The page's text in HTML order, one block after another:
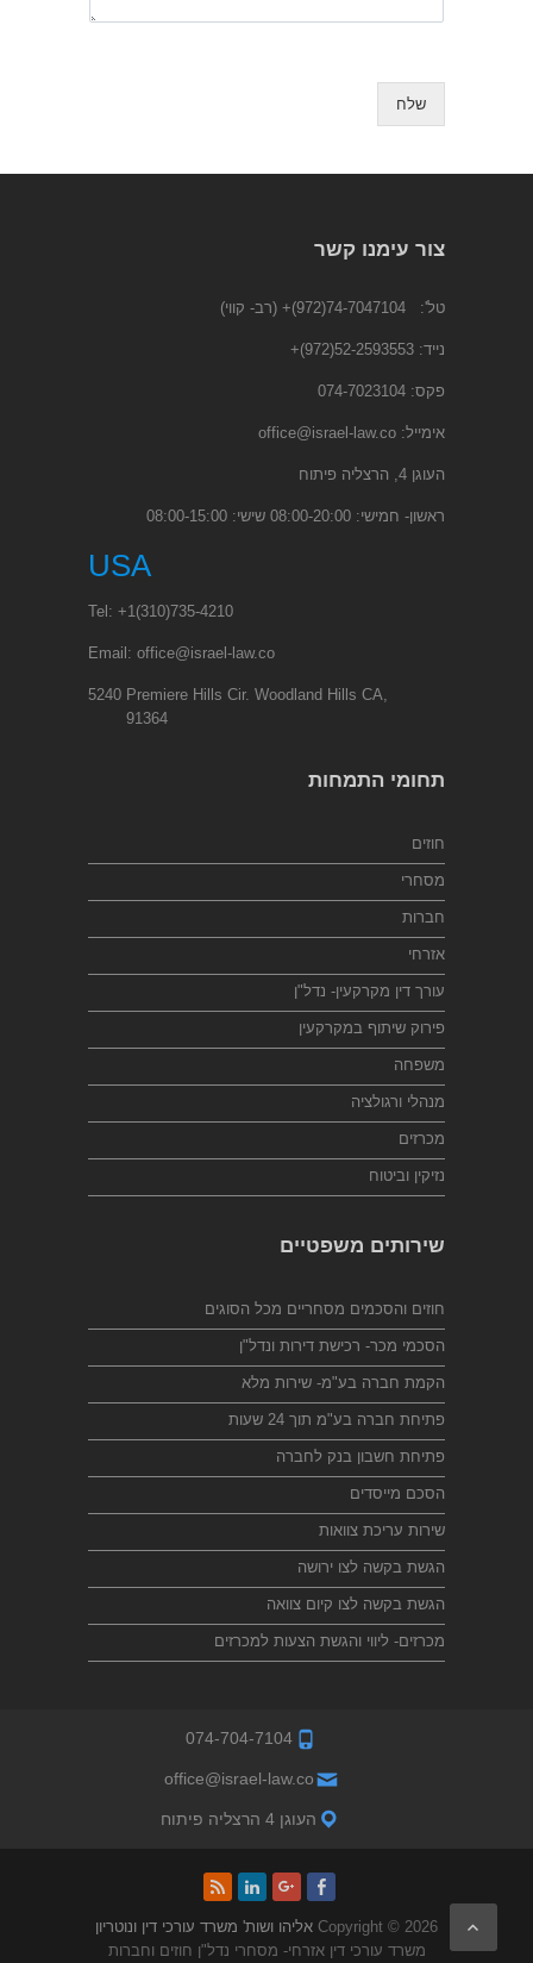
שלח
צור עימנו קשר
טל': 74-7047104(972)+ (רב- קווי)
נייד: 52-2593553(972)
+
פקס: 074-7023104
אימייל: office@israel-law.co
העוגן 4, הרצליה פיתוח
ראשון- חמישי: 08:00-20:00 שישי: 08:00-15:00
USA
Tel: +1(310)735-4210
Email: office@israel-law.co
5240 Premiere Hills Cir. Woodland Hills CA,
91364
תחומי התמחות
חוזים
מסחרי
חברות
אזרחי
עורך דין מקרקעין- נדל"ן
פירוק שיתוף במקרקעין
משפחה
מנהלי ורגולציה
מכרזים
נזיקין וביטוח
שירותים משפטיים
חוזים והסכמים מסחריים מכל הסוגים
הסכמי מכר- רכישת דירות ונדל"ן
הקמת חברה בע"מ- שירות מלא
פתיחת חברה בע"מ תוך 24 שעות
פתיחת חשבון בנק לחברה
הסכם מייסדים
שירות עריכת צוואות
הגשת בקשה לצו ירושה
הגשת בקשה לצו קיום צוואה
מכרזים- ליווי והגשת הצעות למכרזים
074-704-7104
office@israel-law.co
העוגן 4 הרצליה פיתוח
Copyright © 2026 אליהו ושות' משרד עורכי דין ונוטריון
משרד עורכי דין אזרחי- מסחרי נדל"ן חוזים וחברות